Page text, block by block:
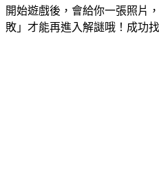
開始遊戲後，會給你一張照片
敗」才能再進入解謎哦！成功